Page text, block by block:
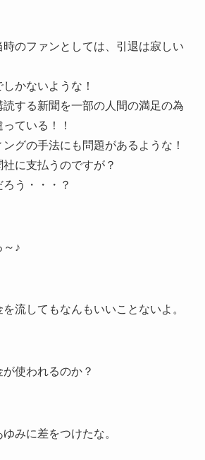
のファンとしては、引退は寂しい
かないような！
する新聞を一部の人間の満足の為
ている！！
グの手法にも問題があるような！
に支払うのですが？
う・・・？
～♪
流してもなんもいいことないよ。
使われるのか？
みに差をつけたな。